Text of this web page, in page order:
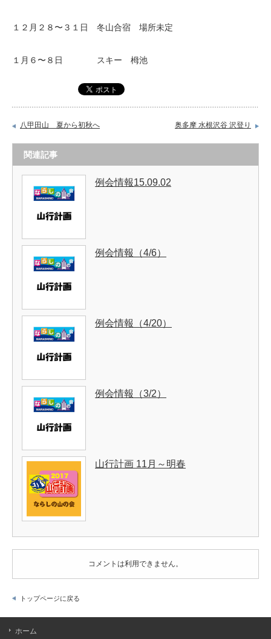
１２月２８〜３１日 冬山合宿 場所未定
１月６〜８日 スキー 栂池
八甲田山 夏から初秋へ 奥多摩 水根沢谷 沢登り
関連記事
例会情報15.09.02
例会情報（4/6）
例会情報（4/20）
例会情報（3/2）
山行計画 11月～明春
コメントは利用できません。
トップページに戻る
ホーム